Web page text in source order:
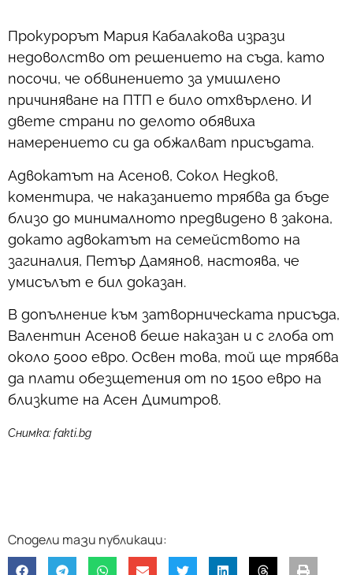
Прокурорът Мария Кабалакова изрази
недоволство от решението на съда, като
посочи, че обвинението за умишлено
причиняване на ПТП е било отхвърлено. И
двете страни по делото обявиха
намерението си да обжалват присъдата.
Адвокатът на Асенов, Сокол Недков,
коментира, че наказанието трябва да бъде
близо до минималното предвидено в закона,
докато адвокатът на семейството на
загиналия, Петър Дамянов, настоява, че
умисълът е бил доказан.
В допълнение към затворническата присъда,
Валентин Асенов беше наказан и с глоба от
около 5000 евро. Освен това, той ще трябва
да плати обезщетения от по 1500 евро на
близките на Асен Димитров.
Снимка: fakti.bg